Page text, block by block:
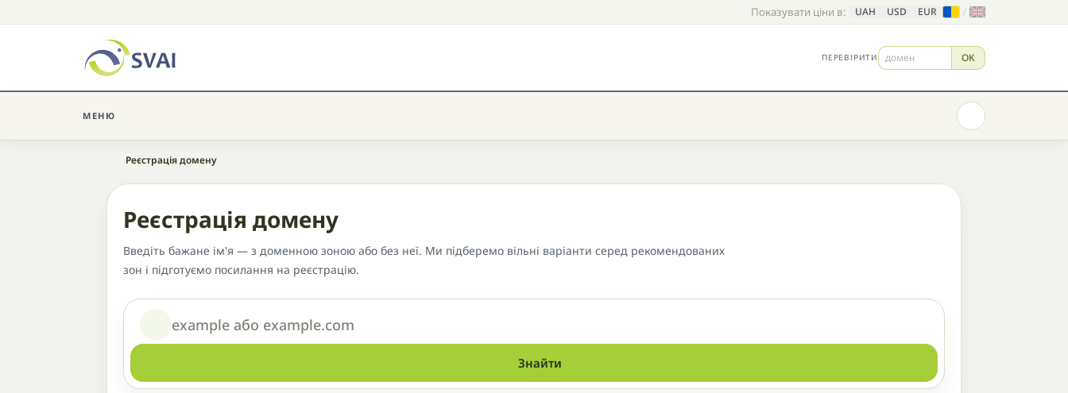
Показувати ціни в: UAH USD EUR /
ПЕРЕВІРИТИ OK
МЕНЮ
Головна
Реєстрація домену
Реєстрація домену
Введіть бажане ім'я — з доменною зоною або без неї. Ми підберемо вільні варіанти серед рекомендованих
зон і підготуємо посилання на реєстрацію.
Домен або назва
Знайти